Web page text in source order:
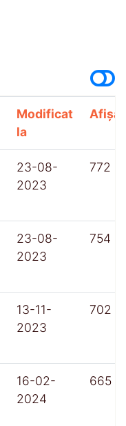
Modificat
la
23-08-
2023
772
23-08-
2023
754
13-11-
2023
702
16-02-
2024
665